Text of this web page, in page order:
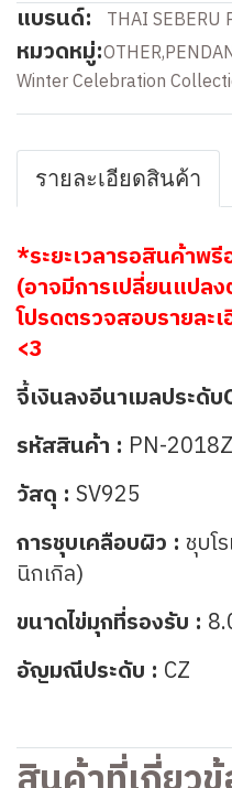
แบรนด์: THAI SEBERU
หมวดหมู่:OTHER,
Winter Celebration
รายละเอียดสินค้า
*ระยะเวลารอสินค้าพ
(อาจมีการเปลี่ยนแปล
โปรดตรวจสอบรายล
<3
จี้เงินลงอีนาเมลประดับ
รหัสสินค้า : PN-
วัสดุ : SV925
การชุบเคลือบผิว : ชุบโ
นิกเกิล)
ขนาดไข่มุกที่รองรับ :
อัญมณีประดับ : CZ